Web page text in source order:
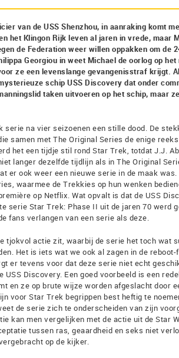
van de USS Shenzhou, in aanraking komt
het Klingon Rijk leven al jaren in vrede,
de Federation weer willen oppakken om de
Georgiou in weet Michael de oorlog op
ze een levenslange gevangenisstraf krijgt.
schip USS Discovery dat onder
taken uitvoeren op het schip, maar
serie na vier seizoenen een stille dood. De
samen met The Original Series de enige
het een tijdje stil rond Star Trek, totdat J.J.
langer dezelfde tijdlijn als in The Original
er ook weer een nieuwe serie in de maak
waarmee de Trekkies op hun wenken
op Netflix. Wat opvalt is dat de USS
serie Star Trek: Phase II uit de jaren 70 werd
fans verlangen van een serie als deze.
tjokvol actie zit, waarbij de serie het toch wat
Het is iets wat we ook al zagen in de
er tevens voor dat deze serie niet echt
USS Discovery. Een goed voorbeeld is een
en ze op brute wijze worden afgeslacht door
voor Star Trek begrippen best heftig te
de serie zich te onderscheiden van zijn
kan men vergelijken met de actie uit de Star
tussen ras, geaardheid en seks niet
op de kijker.